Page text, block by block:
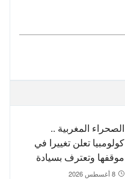
الصحراء المغربية ..
كولومبيا تعلن تغييرا في
موقفها وتعترف بسيادة
المغرب على صحرائه
8 أغسطس 2026